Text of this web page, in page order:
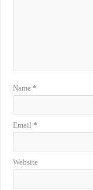
Name*
Email*
Website